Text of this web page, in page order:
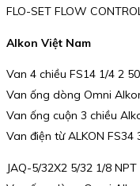
FLO-SET FLOW
Alkon Việt Nam
Van 4 chiều FS14 1/4 2
Van ống dòng Omni
Van ống cuộn 3 chiều
Van điện từ ALKON FS34
JAQ-5/32X2 5/32 1/8 NPT